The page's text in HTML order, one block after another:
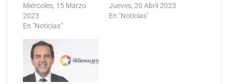
Miércoles, 15 Marzo
2023
En "Noticias"
Jueves, 20 Abril 2023
En "Noticias"